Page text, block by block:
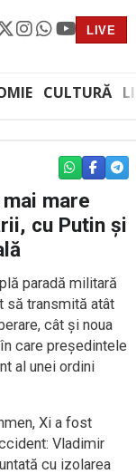
LIVE
CULTURĂ
WHATSAPP
mare
cu Putin și
paradă militară
să transmită atât
cât și noua
care președintele
al unei ordini
Xi a fost
Vladimir
cu izolarea